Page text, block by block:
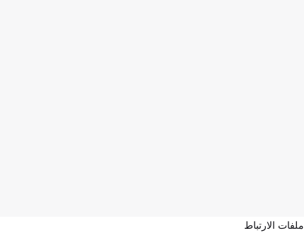
ملفات الارتباط